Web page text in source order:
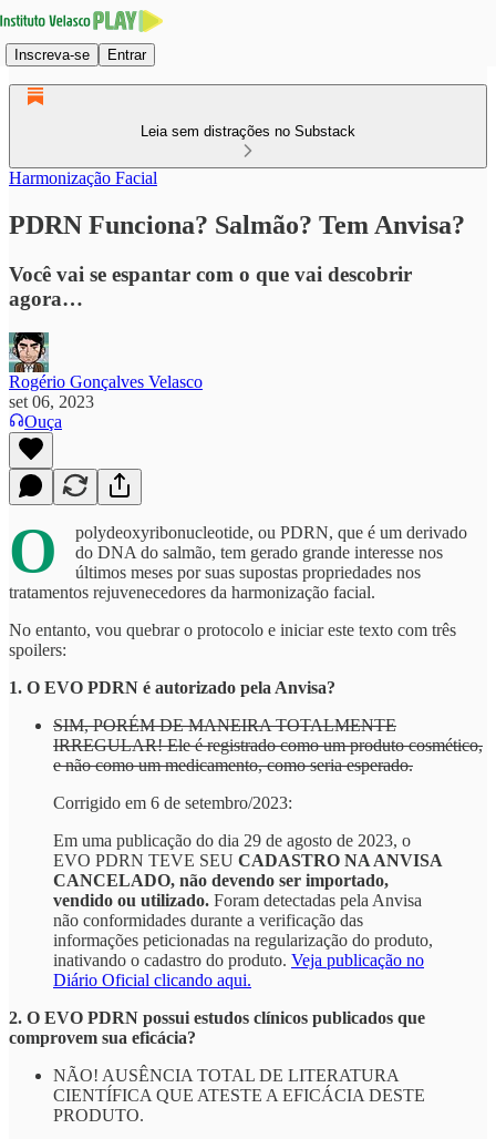
Inscreva-se Entrar
Leia sem distrações no Substack
Harmonização Facial
PDRN Funciona? Salmão? Tem Anvisa?
Você vai se espantar com o que vai descobrir
agora…
Rogério Gonçalves Velasco
set 06, 2023
Ouça
O
polydeoxyribonucleotide, ou PDRN, que é um derivado
do DNA do salmão, tem gerado grande interesse nos
últimos meses por suas supostas propriedades nos
tratamentos rejuvenecedores da harmonização facial.
No entanto, vou quebrar o protocolo e iniciar este texto com três
spoilers:
1. O EVO PDRN é autorizado pela Anvisa?
SIM, PORÉM DE MANEIRA TOTALMENTE
IRREGULAR! Ele é registrado como um produto cosmético,
e não como um medicamento, como seria esperado.
Corrigido em 6 de setembro/2023:
Em uma publicação do dia 29 de agosto de 2023, o
EVO PDRN TEVE SEU CADASTRO NA ANVISA
CANCELADO, não devendo ser importado,
vendido ou utilizado. Foram detectadas pela Anvisa
não conformidades durante a verificação das
informações peticionadas na regularização do produto,
inativando o cadastro do produto. Veja publicação no
Diário Oficial clicando aqui.
2. O EVO PDRN possui estudos clínicos publicados que
comprovem sua eficácia?
NÃO! AUSÊNCIA TOTAL DE LITERATURA
CIENTÍFICA QUE ATESTE A EFICÁCIA DESTE
PRODUTO.